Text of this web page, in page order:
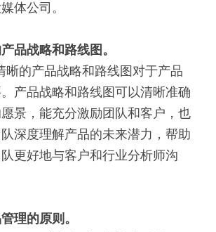
体公司。
品战略和路线图。
晰的产品战略和路线图对于产品
产品战略和路线图可以清晰准确
景，能充分激励团队和客户，也
深度理解产品的未来潜力，帮助
更好地与客户和行业分析师沟
理的原则。